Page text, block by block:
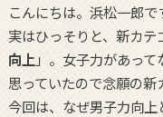
こんにちは。浜松一郎で
実はひっそりと、新カ
向上 」。女子力があっ
思っていたので念願の新
今回は、なぜ男子力向